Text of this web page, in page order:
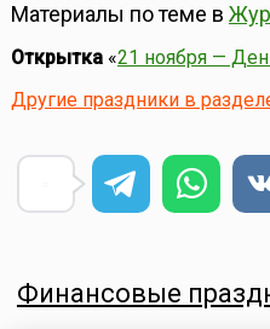
Материалы по теме в
Открытка«21 ноября —
Другие праздники в
Финансовые